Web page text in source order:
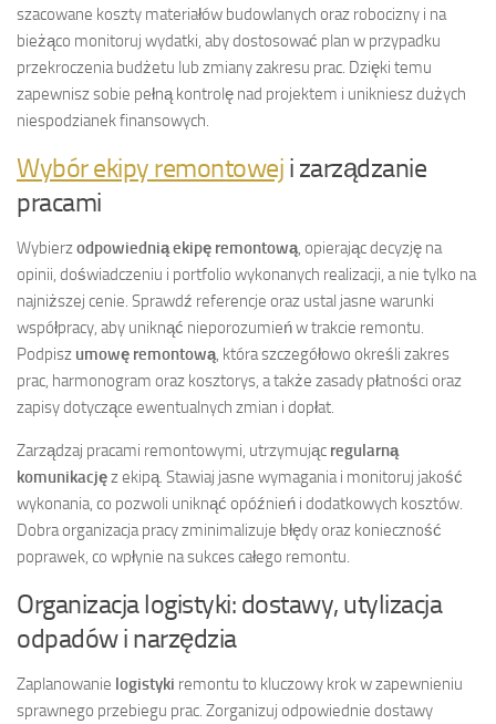
szacowane koszty materiałów budowlanych oraz robocizny i na
bieżąco monitoruj wydatki, aby dostosować plan w przypadku
przekroczenia budżetu lub zmiany zakresu prac. Dzięki temu
zapewnisz sobie pełną kontrolę nad projektem i unikniesz dużych
niespodzianek finansowych.
Wybór ekipy remontowej i zarządzanie
pracami
Wybierzodpowiednią ekipę remontową, opierając decyzję na
opinii, doświadczeniu i portfolio wykonanych realizacji, a nie tylko na
najniższej cenie. Sprawdź referencje oraz ustal jasne warunki
współpracy, aby uniknąć nieporozumień w trakcie remontu.
Podpisz umowę remontową, która szczegółowo określi zakres
prac, harmonogram oraz kosztorys, a także zasady płatności oraz
zapisy dotyczące ewentualnych zmian i dopłat.
Zarządzaj pracami remontowymi, utrzymując regularną
komunikacjęz ekipą. Stawiaj jasne wymagania i monitoruj jakość
wykonania, co pozwoli uniknąć opóźnień i dodatkowych kosztów.
Dobra organizacja pracy zminimalizuje błędy oraz konieczność
poprawek, co wpłynie na sukces całego remontu.
Organizacja logistyki: dostawy, utylizacja
odpadów i narzędzia
Zaplanowanie logistyki remontu to kluczowy krok w zapewnieniu
sprawnego przebiegu prac. Zorganizuj odpowiednie dostawy